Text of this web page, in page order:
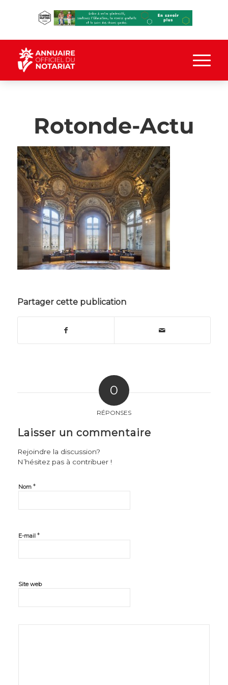
Rotonde-Actu
Partager cette publication
0
RÉPONSES
Laisser un commentaire
Rejoindre la discussion?
N’hésitez pas à contribuer !
Nom *
E-mail *
Site web